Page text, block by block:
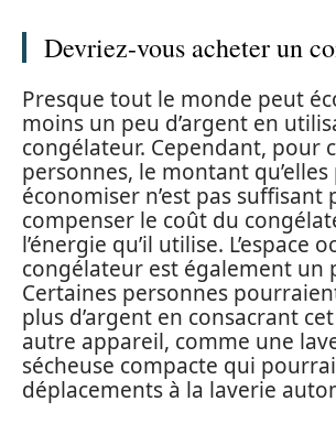
Devriez-vous acheter un
Presque tout le monde peut
moins un peu d’argent en
congélateur. Cependant, pour
personnes, le montant
économiser n’est pas suffisant
compenser le coût du
l’énergie qu’il utilise. L’espace
congélateur est également un
Certaines personnes
plus d’argent en consacrant
autre appareil, comme une
sécheuse compacte qui
déplacements à la laverie